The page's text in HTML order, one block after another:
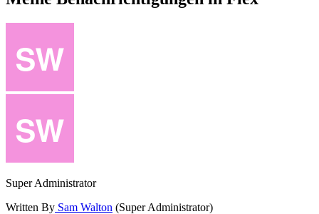
Super Administrator
Written By Sam Walton (Super Administrator)